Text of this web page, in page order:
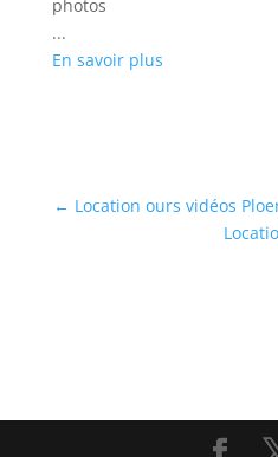
photos
...
En savoir plus
← Location ours vidéos